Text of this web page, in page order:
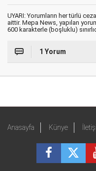
UYARI: Yorumların her türlü
aittir. Mepa News, yapılan
600 karakterle (boşluklu)
1 Yorum
Anasayfa Künye